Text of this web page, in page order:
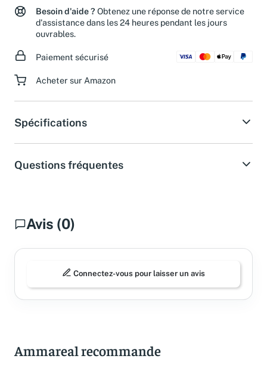
Besoin d'aide ? Obtenez une réponse de notre service
d'assistance dans les 24 heures pendant les jours
ouvrables.
Paiement sécurisé
Acheter sur Amazon
Spécifications
Questions fréquentes
Avis (0)
Connectez-vous pour laisser un avis
Ammareal recommande